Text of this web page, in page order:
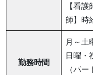
【看
師】時
勤務時間
月～土
日曜・
（パ